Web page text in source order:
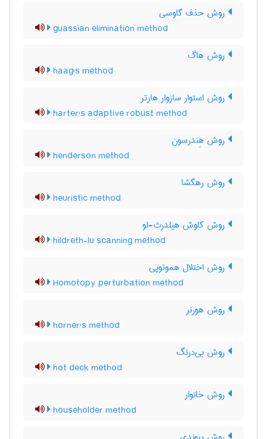
روش حذف گاوسی
guassian elimination method
روش هاگ
haag's method
روش استوار سازوار هارتر
harter's adaptive robust method
روش هِندرسون
henderson method
روش رهگشا
heuristic method
روش کاوش هیلدرث-لو
hildreth-lu scanning method
روش اختلال هموتوپی
Homotopy perturbation method
روش هورنر
horner's method
روش بی‌درنگ
hot deck method
روش خانوار
householder method